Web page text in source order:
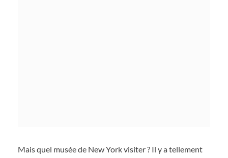
Mais quel musée de New York visiter ? Il y a tellement